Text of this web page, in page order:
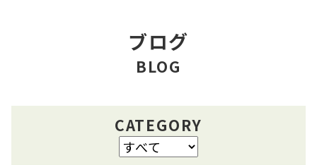
ブログ
BLOG
CATEGORY